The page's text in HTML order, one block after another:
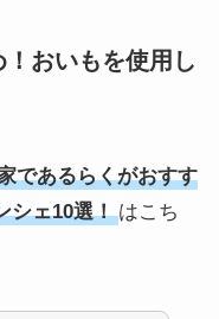
おいもを使用し
であるらくがおすす
シェ10選！ はこち